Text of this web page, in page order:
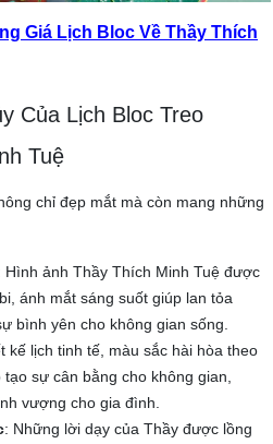
Giá Lịch Bloc Về Thầy Thích
Của Lịch Bloc Treo
Tuệ
chỉ đẹp mắt mà còn mang những
Hình ảnh Thầy Thích Minh Tuệ được
ánh mắt sáng suốt giúp lan tỏa
bình yên cho không gian sống.
kế lịch tinh tế, màu sắc hài hòa theo
sự cân bằng cho không gian,
vượng cho gia đình.
: Những lời dạy của Thầy được lồng